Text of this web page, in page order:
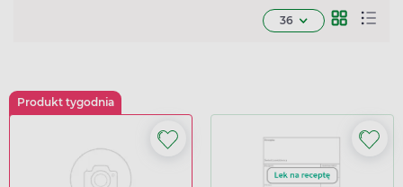
36
Produkt tygodnia